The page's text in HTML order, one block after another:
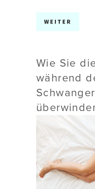
WEITER
Wie Sie
während